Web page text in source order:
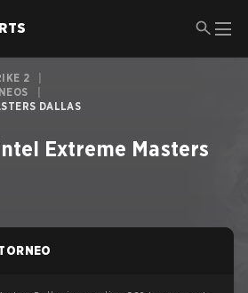
2
DALLAS
Extreme Masters